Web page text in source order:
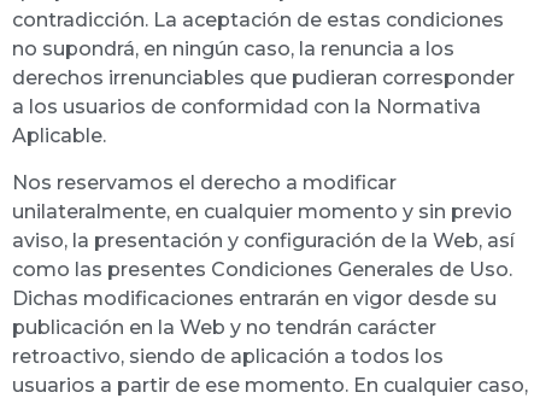
contradicción. La aceptación de estas condiciones
no supondrá, en ningún caso, la renuncia a los
derechos irrenunciables que pudieran corresponder
a los usuarios de conformidad con la Normativa
Aplicable.
Nos reservamos el derecho a modificar
unilateralmente, en cualquier momento y sin previo
aviso, la presentación y configuración de la Web, así
como las presentes Condiciones Generales de Uso.
Dichas modificaciones entrarán en vigor desde su
publicación en la Web y no tendrán carácter
retroactivo, siendo de aplicación a todos los
usuarios a partir de ese momento. En cualquier caso,